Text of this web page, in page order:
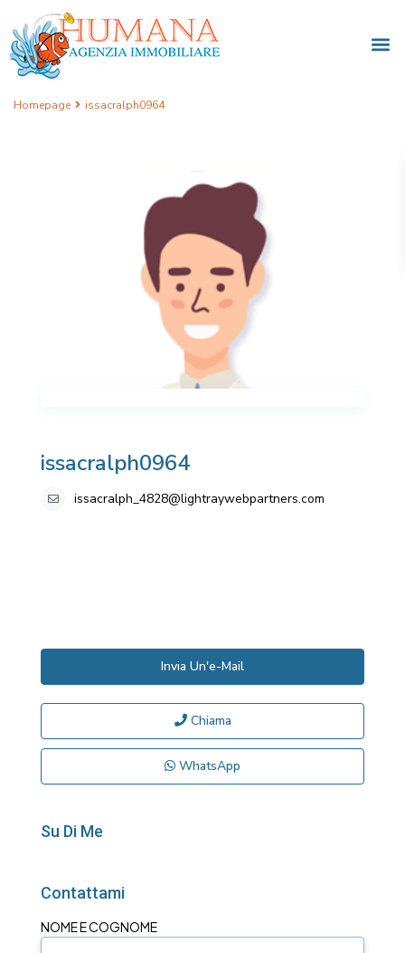
Homepage issacralph0964
issacralph0964
issacralph_4828@lightraywebpartners.com
Invia Un'e-Mail
Chiama
WhatsApp
Su Di Me
Contattami
NOME E COGNOME